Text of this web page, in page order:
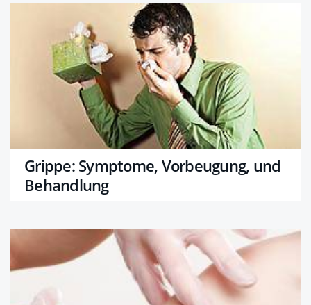
Grippe: Symptome, Vorbeugung, und
Behandlung